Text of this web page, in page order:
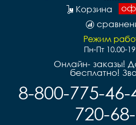
Корзина
Режим
Пн-Пт 10.00-
Онлайн- заказы!
бесплатно!
8-800-775-
720-